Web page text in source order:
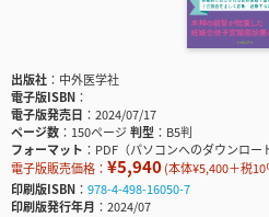
出版社
中外医学社
電子版ISBN
電子版発売日
2024/07/17
ページ数
150ページ判型
B5判
フォーマット
PDF（パソコンへのダウンロー
電子版販売価格： ¥5,940(本体¥5,400＋税10
印刷版ISBN
978-4-498-16050-7
印刷版発行年月
2024/07